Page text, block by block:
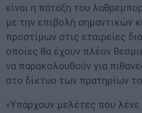
είναι η πάταξη του
με την επιβολή σημαντικών
προστίμων στις εταιρείες
οποίες θα έχουν πλέον
να παρακολουθούν για
στο δίκτυο των πρατηρίων
«Υπάρχουν μελέτες που λένε